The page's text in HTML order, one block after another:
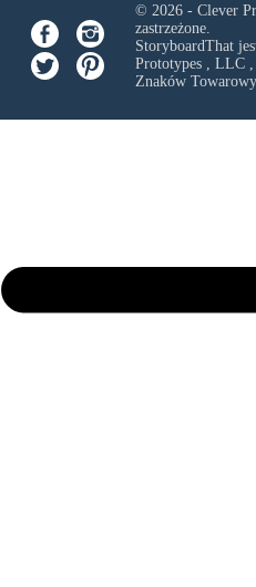
© 2026 - Clever
zastrzeżone.
StoryboardThat
Prototypes , LLC,
Znaków